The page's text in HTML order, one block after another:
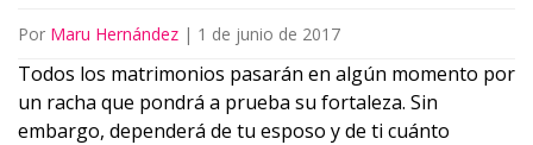
Por Maru Hernández | 1 de junio de 2017
Todos los matrimonios pasarán en algún momento por
un racha que pondrá a prueba su fortaleza. Sin
embargo, dependerá de tu esposo y de ti cuánto